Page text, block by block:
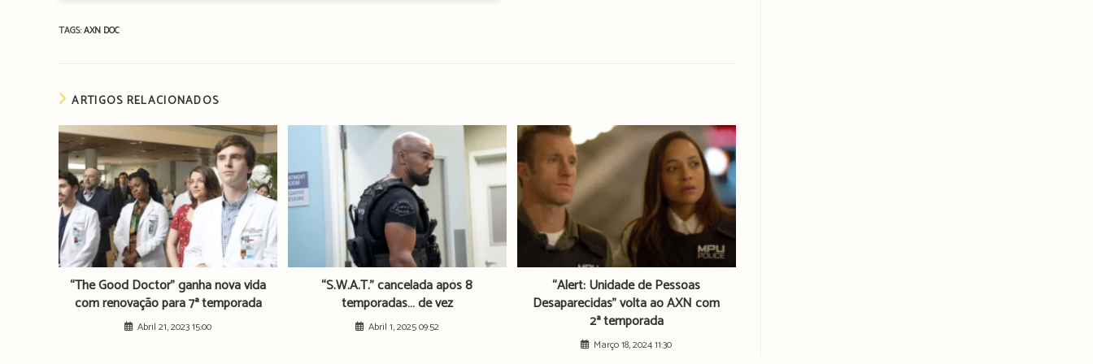
TAGS:AXN DOC
ARTIGOS RELACIONADOS
“The Good Doctor” ganha nova vida
com renovação para 7ª temporada
Abril 21, 2023 15:00
“S.W.A.T.” cancelada após 8
temporadas… de vez
Abril 1, 2025 09:52
“Alert: Unidade de Pessoas
Desaparecidas” volta ao AXN com
2ª temporada
Março 18, 2024 11:30